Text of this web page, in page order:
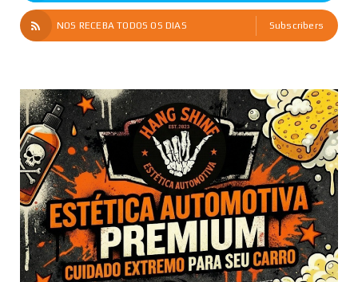
NOS RECEBA TODOS OS DIAS Subscribers